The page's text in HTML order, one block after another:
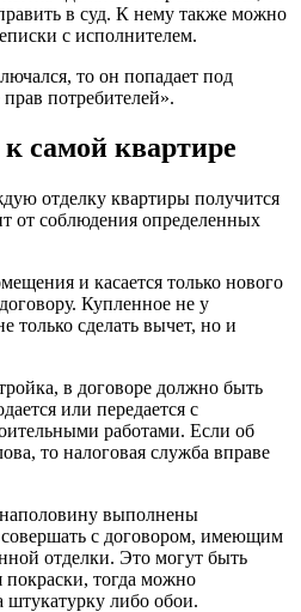
в суд. К нему также можно
с исполнителем.
то он попадает под
потребителей».
самой квартире
отделку квартиры получится
от соблюдения определенных
и касается только нового
Купленное не у
только сделать вычет, но и
в договоре должно быть
или передается с
работами. Если об
то налоговая служба вправе
выполнены
с договором, имеющим
отделки. Это могут быть
тогда можно
штукатурку либо обои.